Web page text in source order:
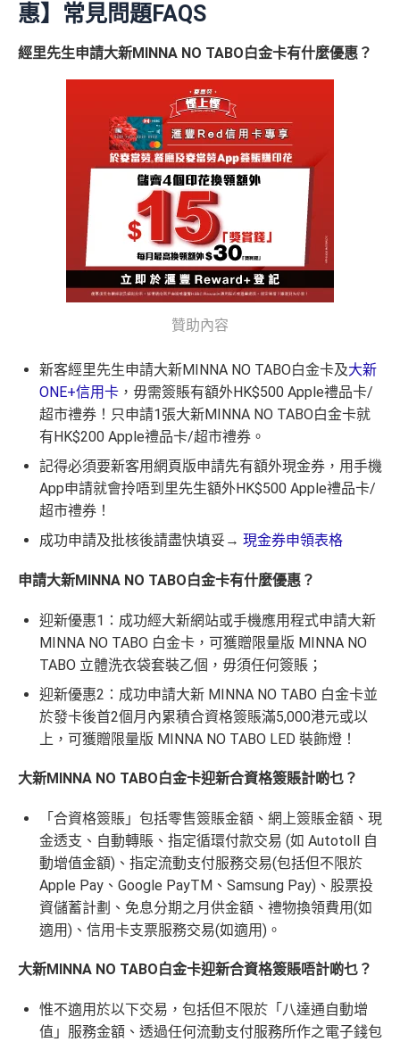
惠】常見問題FAQS
經里先生申請大新MINNA NO TABO白金卡有什麼優惠？
贊助內容
新客經里先生申請大新MINNA NO TABO白金卡及大新
ONE+信用卡 ，毋需簽賬有額外HK$500 Apple禮品卡/
超市禮券！只申請1張大新MINNA NO TABO白金卡就
有HK$200 Apple禮品卡/超市禮券。
記得必須要新客用網頁版申請先有額外現金券，用手機
App申請就會拎唔到里先生額外HK$500 Apple禮品卡/
超市禮券！
成功申請及批核後請盡快填妥→ 現金券申領表格
申請大新MINNA NO TABO白金卡有什麼優惠？
迎新優惠1：成功經大新網站或手機應用程式申請大新
MINNA NO TABO 白金卡，可獲贈限量版 MINNA NO
TABO 立體洗衣袋套裝乙個，毋須任何簽賬；
迎新優惠2：成功申請大新 MINNA NO TABO 白金卡並
於發卡後首2個月內累積合資格簽賬滿5,000港元或以
上，可獲贈限量版 MINNA NO TABO LED 裝飾燈！
大新MINNA NO TABO白金卡迎新合資格簽賬計啲乜？
「合資格簽賬」包括零售簽賬金額、網上簽賬金額、現
金透支、自動轉賬、指定循環付款交易 (如 Autotoll 自
動增值金額)、指定流動支付服務交易(包括但不限於
Apple Pay、Google PayTM、Samsung Pay)、股票投
資儲蓄計劃、免息分期之月供金額、禮物換領費用(如
適用)、信用卡支票服務交易(如適用)。
大新MINNA NO TABO白金卡迎新合資格簽賬唔計啲乜？
惟不適用於以下交易，包括但不限於「八達通自動增
值」服務金額、透過任何流動支付服務所作之電子錢包